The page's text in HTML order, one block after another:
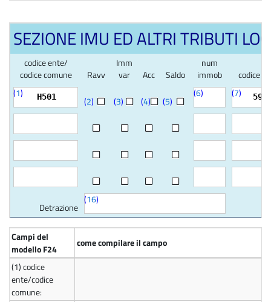
SEZIONE IMU ED ALTRI TRIBUTI
codice ente/
codice comune
Ravv
Imm
var
Acc Saldo
num
immob
codice
(1) H501 (2) (3) (4) (5)
(6) (7)
Detrazione
(16)
Campi del
modello F24
come compilare il campo
(1)codice
ente/codice
comune: